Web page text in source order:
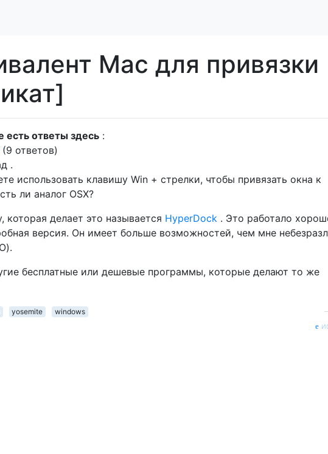
Mac для привязки
есть ответы здесь :
(9 ответов)
.
использовать клавишу Win + стрелки, чтобы привязать окна к
ли аналог OSX?
делает это называется HyperDock . Это работало
версия. Он имеет больше возможностей, чем мне
бесплатные или дешевые программы, которые делают то же
yosemite windows